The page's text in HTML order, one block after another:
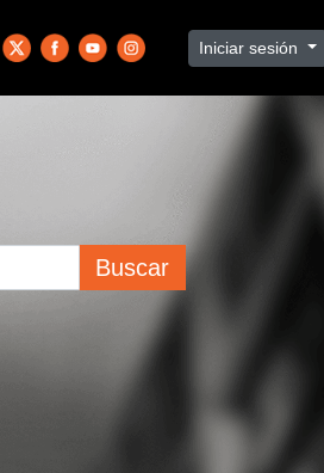
Iniciar sesión
Buscar